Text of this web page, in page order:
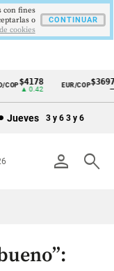
$4178
▲ 0.42
EUR/COP$3697
Jueves 3 y 6 3 y 6
person search
con fines
o
cookies
CONTINUAR